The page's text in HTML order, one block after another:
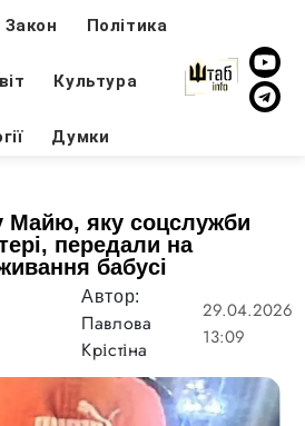
Закон Політика
Культура
Думки
Майю, яку соцслужби
передали на
бабусі
Автор:
Павлова
Крістіна
29.04.2026
13:09